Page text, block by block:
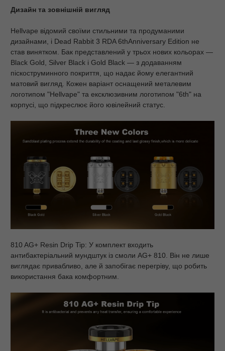
Дизайн та зовнішній вигляд
Hellvape відомий своїми стильними та продуманими
дизайнами, і Dead Rabbit 3 RDA 6thAnniversary Edition не
став винятком. Бак представлений у трьох нових кольорах —
Black Gold, Silver Black і Gold Black — з додаванням
піскоструминного покриття, що надає йому елегантний
матовий вигляд. Кожен варіант оснащений металевим
логотипом "Hellvape" та ексклюзивним логотипом "6th" на
корпусі, що підкреслює його ювілейний статус.
810 AG+ Resin Drip Tip: У комплект входить
антибактеріальний мундштук із смоли AG+ 810. Він не лише
виглядає привабливо, але й запобігає перегріву, що робить
використання бака комфортним.